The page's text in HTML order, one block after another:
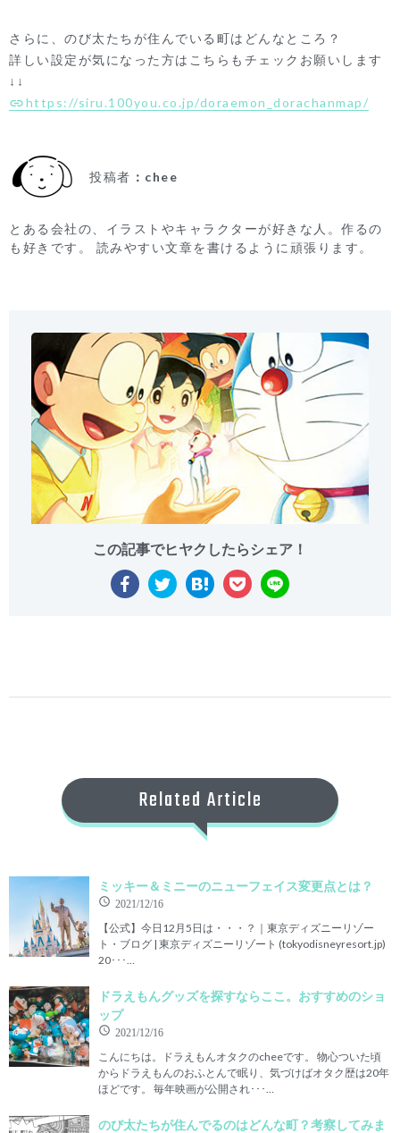
さらに、のび太たちが住んでいる町はどんなところ？
詳しい設定が気になった方はこちらもチェックお願いします
↓↓
https://siru.100you.co.jp/doraemon_dorachanmap/
投稿者 chee
とある会社の、イラストやキャラクターが好きな人。作るの
も好きです。 読みやすい文章を書けるように頑張ります。
Related Article
ミッキー＆ミニーのニューフェイス変更点とは？
2021/12/16
【公式】今日12月5日は・・・？｜東京ディズニーリゾー
ト・ブログ | 東京ディズニーリゾート (tokyodisneyresort.jp)
20･･･…
ドラえもんグッズを探すならここ。おすすめのショ
ップ
2021/12/16
こんにちは。ドラえもんオタクのcheeです。 物心ついた頃
からドラえもんのおふとんで眠り、気づけばオタク歴は20年
ほどです。 毎年映画が公開され･･･…
のび太たちが住んでるのはどんな町？考察してみま